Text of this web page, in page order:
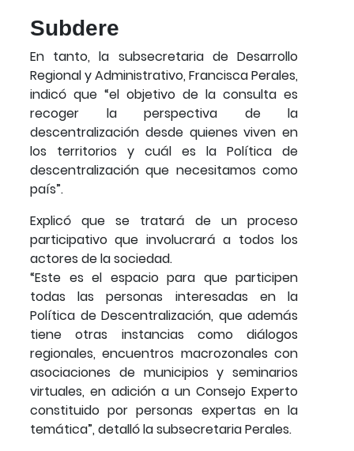
Subdere
En tanto, la subsecretaria de Desarrollo
Regional y Administrativo, Francisca Perales,
indicó que “el objetivo de la consulta es
recoger la perspectiva de la
descentralización desde quienes viven en
los territorios y cuál es la Política de
descentralización que necesitamos como
país”.
Explicó que se tratará de un proceso
participativo que involucrará a todos los
actores de la sociedad.
“Este es el espacio para que participen
todas las personas interesadas en la
Política de Descentralización, que además
tiene otras instancias como diálogos
regionales, encuentros macrozonales con
asociaciones de municipios y seminarios
virtuales, en adición a un Consejo Experto
constituido por personas expertas en la
temática”, detalló la subsecretaria Perales.